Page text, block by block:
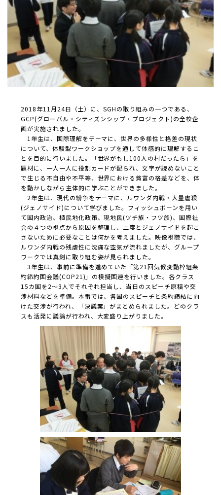
2018年11月24日（土）に、SGHの取り組みの一つである、
GCP(グローバル・シティズンシップ・プロジェクト)の全校企
画が実施されました。
1年生は、国際理解をテーマに、世界の多様性と格差の現状
について、体験型ワークショップを通して体感的に理解するこ
とを目的に行いました。「世界がもし100人の村だったら」を
題材に、一人一人に役割カードが配られ、文字が読めないこと
で生じる不自由や不平等、世界における貧富の格差などを、体
を動かしながら主体的に学ぶことができました。
2年生は、現代の紛争をテーマに、ルワンダ内戦・大量虐殺
(ジェノサイド)について学びました。フィッシュボーンを用い
て国内政治、植民地化政策、現地民(ツチ族・フツ族)、国際社
会の４つの視点から原因を整理し、二度とジェノサイドを起こ
さないために必要なことは何かを考えました。映像視聴では、
ルワンダ内戦の残虐性に沈痛な空気が流れましたが、グループ
ワークでは真剣に取り組む姿が見られました。
3年生は、事前に準備を進めていた「第21回気候変動枠組条
約締約国会議(COP21)」の模擬国連を行いました。各クラス
15カ国を2〜3人でそれぞれ担当し、当日のスピーチ原稿や交
渉材料などを準備。本番では、各国のスピーチと条約締結に向
けた交渉が行われ、「決議案」がまとめられました。どのクラ
スも活発に議論が行われ、大変盛り上がりました。